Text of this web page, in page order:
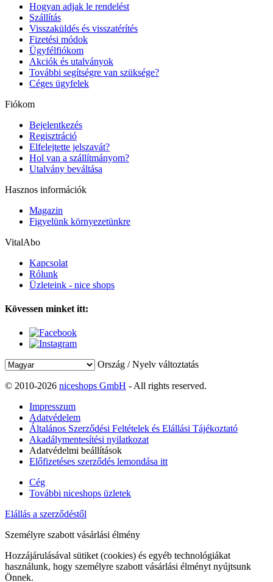
Hogyan adjak le rendelést
Szállítás
Visszaküldés és visszatérítés
Fizetési módok
Ügyfélfiókom
Akciók és utalványok
További segítségre van szüksége?
Céges ügyfelek
Fiókom
Bejelentkezés
Regisztráció
Elfelejtette jelszavát?
Hol van a szállítmányom?
Utalvány beváltása
Hasznos információk
Magazin
Figyelünk környezetünkre
VitalAbo
Kapcsolat
Rólunk
Üzleteink - nice shops
Kövessen minket itt:
Ország / Nyelv változtatás
© 2010-2026 niceshops GmbH - All rights reserved.
Impresszum
Adatvédelem
Általános Szerződési Feltételek és Elállási Tájékoztató
Akadálymentesítési nyilatkozat
Adatvédelmi beállítások
Előfizetéses szerződés lemondása itt
Cég
További niceshops üzletek
Elállás a szerződéstől
Személyre szabott vásárlási élmény
Hozzájárulásával sütiket (cookies) és egyéb technológiákat
használunk, hogy személyre szabott vásárlási élményt nyújtsunk
Önnek.